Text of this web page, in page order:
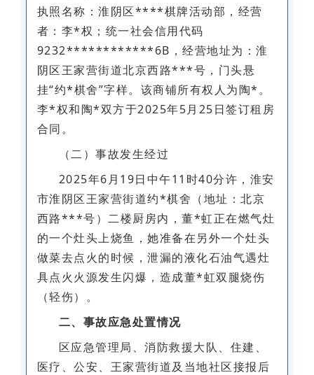
执照名称：淮阴区****棋牌活动部，经营
者：李*权；统一社会信用代码
9232************6B，经营地址为：淮
阴区王家营街道北京西路***号，门头悬
挂“约*棋舍”字样。该商铺所有权人为陶*。
李*权和陶*双方于2025年5月25日签订租房
合同。
（二）事故发生经过
2025年6月19日中午11时40分许，淮安
市淮阴区王家营街道约*棋舍（地址：北京
西路***号）二楼厨房内，董*虹正在燃气灶
的一个灶头上烧鱼，她准备在另外一个灶头
做菜去点火的时候，泄漏的液化石油气遇灶
具点火火源发生闪爆，造成董*虹双腿烧伤
（轻伤）。
二、事故应急处置情况
区应急管理局、消防救援大队、住建、
医疗、公安、王家营街道及当地社区接报后